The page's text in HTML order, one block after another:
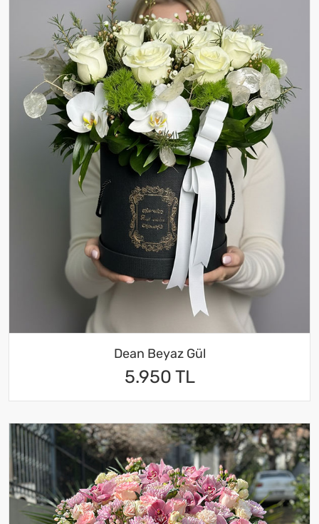
Dean Beyaz Gül
5.950 TL